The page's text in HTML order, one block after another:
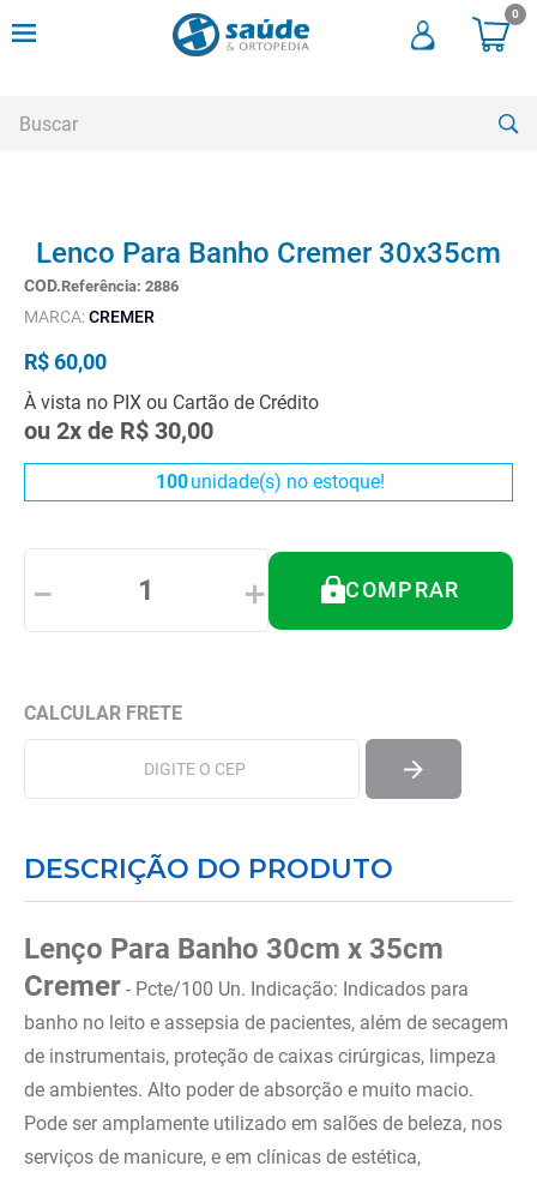
0
Lenco Para Banho Cremer 30x35cm
Referência: 2886
MARCA:CREMER
R$60,00
À vista no PIX ou Cartão de Crédito
ou 2x de R$ 30,00
100unidade(s) no estoque!
＋
－ COMPRAR
DESCRIÇÃO DO PRODUTO
Lenço Para Banho 30cm x 35cm
Cremer - Pcte/100 Un. Indicação: Indicados para
banho no leito e assepsia de pacientes, além de secagem
de instrumentais, proteção de caixas cirúrgicas, limpeza
de ambientes. Alto poder de absorção e muito macio.
Pode ser amplamente utilizado em salões de beleza, nos
serviços de manicure, e em clínicas de estética,
andadores
2º
meia compressao
cadeira higienica
5º
munique
6º
tipoia
7º
muleta
8º
imobilizador joelho
º
10º ortese polegar punho